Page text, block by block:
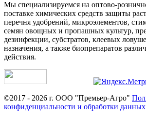
Мы специализируемся на оптово-
поставке химических средств защиты
перечня удобрений, микроэлементов,
семян овощных и пропашных культур,
дезинфекции, субстратов, клеевых
назначения, а также биопрепаратов
действия.
©2017 - 2026 г. ООО "Премьер-Агро"
конфиденциальности и обработки данных